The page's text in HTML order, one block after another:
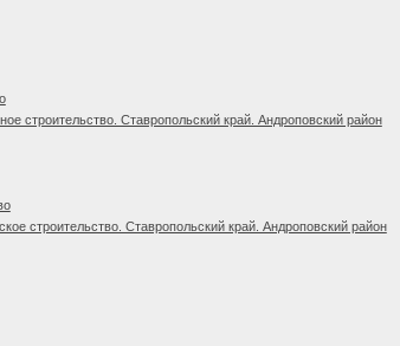
строительство. Ставропольский край. Андроповский район
строительство. Ставропольский край. Андроповский район